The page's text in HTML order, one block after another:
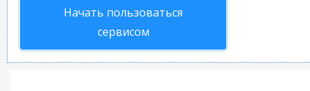
Начать пользоваться
сервисом